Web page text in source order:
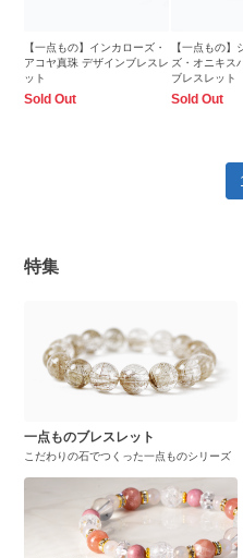
【一点もの】インカローズ・
アコヤ真珠 デザインブレスレ
ット
Sold Out
【一点もの】
ズ・オニキス
ブレスレット
Sold Out
特集
一点ものブレスレット
こだわりの石でつくった一点ものシリーズ